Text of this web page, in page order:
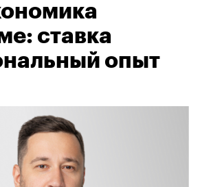
ставка
опыт